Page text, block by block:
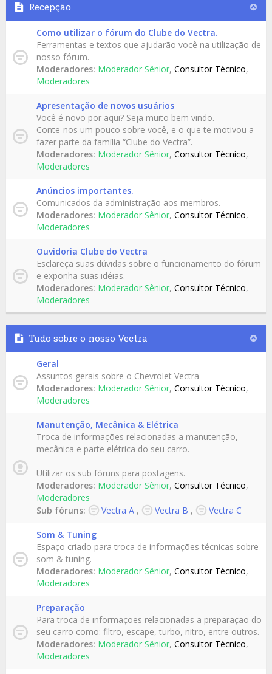
Recepção
Como utilizar o fórum do Clube do Vectra.
Ferramentas e textos que ajudarão você na utilização de
nosso fórum.
Moderadores: Moderador Sênior, Consultor Técnico,
Moderadores
Apresentação de novos usuários
Você é novo por aqui? Seja muito bem vindo.
Conte-nos um pouco sobre você, e o que te motivou a
fazer parte da família “Clube do Vectra”.
Moderadores: Moderador Sênior, Consultor Técnico,
Moderadores
Anúncios importantes.
Comunicados da administração aos membros.
Moderadores: Moderador Sênior, Consultor Técnico,
Moderadores
Ouvidoria Clube do Vectra
Esclareça suas dúvidas sobre o funcionamento do fórum
e exponha suas idéias.
Moderadores: Moderador Sênior, Consultor Técnico,
Moderadores
Tudo sobre o nosso Vectra
Geral
Assuntos gerais sobre o Chevrolet Vectra
Moderadores: Moderador Sênior, Consultor Técnico,
Moderadores
Manutenção, Mecânica & Elétrica
Troca de informações relacionadas a manutenção,
mecânica e parte elétrica do seu carro.
Utilizar os sub fóruns para postagens.
Moderadores: Moderador Sênior, Consultor Técnico,
Moderadores
Sub fóruns:
Vectra A , Vectra B , Vectra C
Som & Tuning
Espaço criado para troca de informações técnicas sobre
som & tuning.
Moderadores: Moderador Sênior, Consultor Técnico,
Moderadores
Preparação
Para troca de informações relacionadas a preparação do
seu carro como: filtro, escape, turbo, nitro, entre outros.
Moderadores: Moderador Sênior, Consultor Técnico,
Moderadores